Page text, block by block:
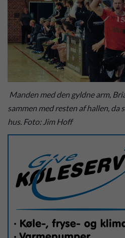
Manden med den gyldne arm,
sammen med resten af hallen, da
hus. Foto: Jim Hoff